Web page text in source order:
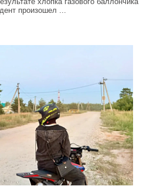
произошел ...